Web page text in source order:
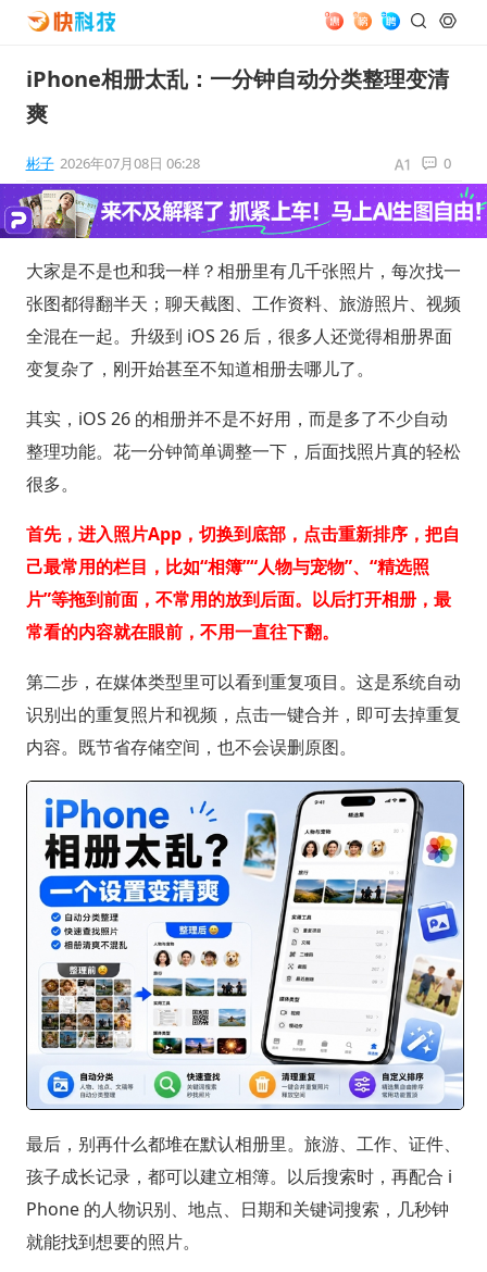
iPhone相册太乱：一分钟自动分类整理变清
爽
彬子 2026年07月08日 06:28 0
大家是不是也和我一样？相册里有几千张照片，每次找一
张图都得翻半天；聊天截图、工作资料、旅游照片、视频
全混在一起。升级到 iOS 26 后，很多人还觉得相册界面
变复杂了，刚开始甚至不知道相册去哪儿了。
其实，iOS 26 的相册并不是不好用，而是多了不少自动
整理功能。花一分钟简单调整一下，后面找照片真的轻松
很多。
首先，进入照片App，切换到底部，点击重新排序，把自
己最常用的栏目，比如“相簿”“人物与宠物”、“精选照
片”等拖到前面，不常用的放到后面。以后打开相册，最
常看的内容就在眼前，不用一直往下翻。
第二步，在媒体类型里可以看到重复项目。这是系统自动
识别出的重复照片和视频，点击一键合并，即可去掉重复
内容。既节省存储空间，也不会误删原图。
最后，别再什么都堆在默认相册里。旅游、工作、证件、
孩子成长记录，都可以建立相簿。以后搜索时，再配合 i
Phone 的人物识别、地点、日期和关键词搜索，几秒钟
就能找到想要的照片。